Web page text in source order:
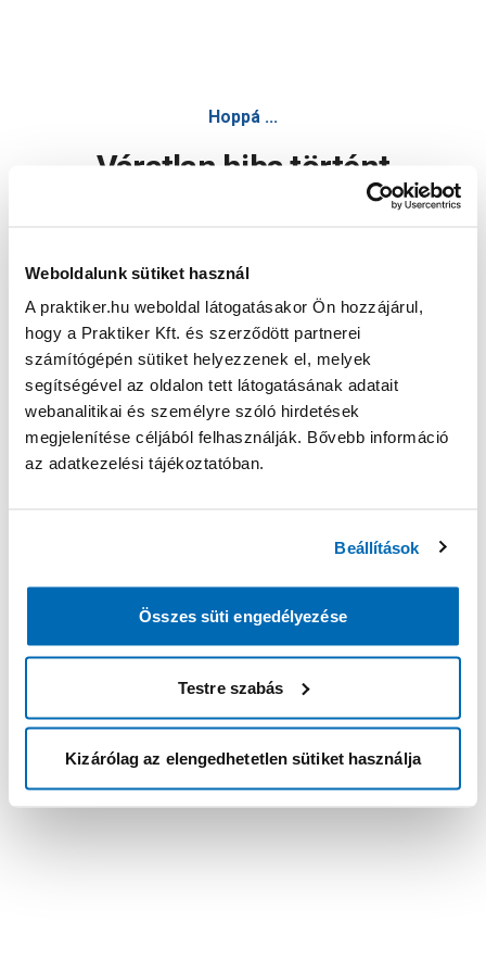
Weboldalunk sütiket használ
A praktiker.hu weboldal látogatásakor Ön hozzájárul,
hogy a Praktiker Kft. és szerződött partnerei
számítógépén sütiket helyezzenek el, melyek
segítségével az oldalon tett látogatásának adatait
webanalitikai és személyre szóló hirdetések
megjelenítése céljából felhasználják. Bővebb információ
az adatkezelési tájékoztatóban.
Beállítások
Összes süti engedélyezése
Testre szabás
Kizárólag az elengedhetetlen sütiket használja
Hoppá ...
Váratlan hiba történt
Oldal újratöltése